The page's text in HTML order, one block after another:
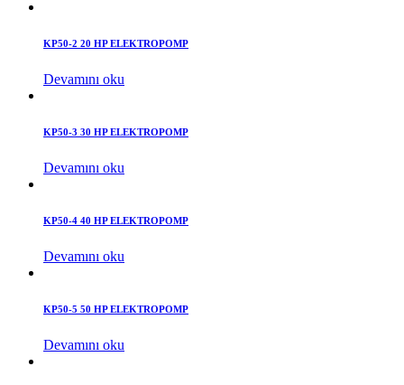
KP50-2 20 HP ELEKTROPOMP
Devamını oku
KP50-3 30 HP ELEKTROPOMP
Devamını oku
KP50-4 40 HP ELEKTROPOMP
Devamını oku
KP50-5 50 HP ELEKTROPOMP
Devamını oku